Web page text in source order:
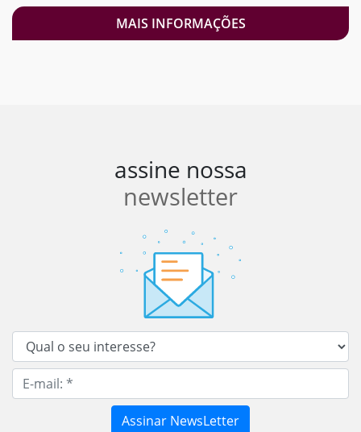
MAIS INFORMAÇÕES
assine nossa
newsletter